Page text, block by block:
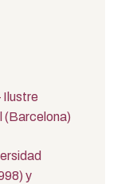
Ilustre
(Barcelona)
y